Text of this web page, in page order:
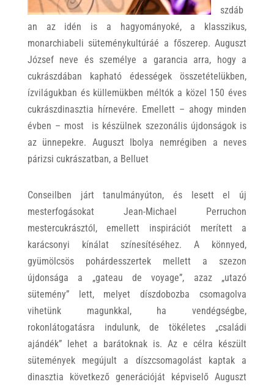
szdáb
an az idén is a hagyományoké, a klasszikus,
monarchiabeli süteménykultúráé a főszerep. Auguszt
József neve és személye a garancia arra, hogy a
cukrászdában kapható édességek összetételükben,
ízvilágukban és küllemükben méltók a közel 150 éves
cukrászdinasztia hírnevére. Emellett – ahogy minden
évben – most is készülnek szezonális újdonságok is
az ünnepekre. Auguszt Ibolya nemrégiben a neves
párizsi cukrászatban, a Belluet
Conseilben járt tanulmányúton, és lesett el új
mesterfogásokat Jean-Michael Perruchon
mestercukrásztól, emellett inspirációt merített a
karácsonyi kínálat színesítéséhez. A könnyed,
gyümölcsös pohárdesszertek mellett a szezon
újdonsága a „gateau de voyage”, azaz „utazó
sütemény” lett, melyet díszdobozba csomagolva
vihetünk magunkkal, ha vendégségbe,
rokonlátogatásra indulunk, de tökéletes „családi
ajándék” lehet a barátoknak is. Az e célra készült
sütemények megújult a díszcsomagolást kaptak a
dinasztia következő generációját képviselő Auguszt